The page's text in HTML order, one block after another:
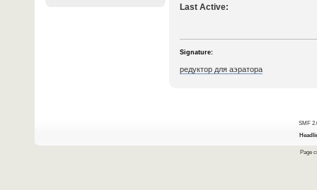
Last Active:
Signature:
редуктор для аэратора
SMF
Page